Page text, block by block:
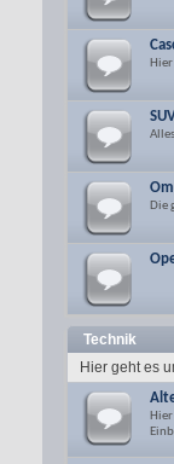
Die
Technik
Hier geht es